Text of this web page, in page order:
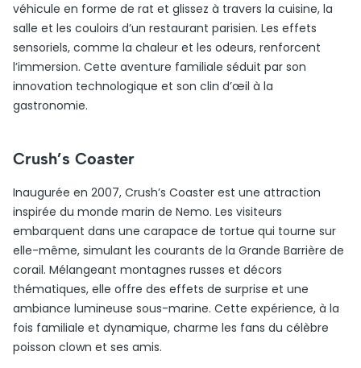
véhicule en forme de rat et glissez à travers la cuisine, la
salle et les couloirs d’un restaurant parisien. Les effets
sensoriels, comme la chaleur et les odeurs, renforcent
l’immersion. Cette aventure familiale séduit par son
innovation technologique et son clin d’œil à la
gastronomie.
Crush’s Coaster
Inaugurée en 2007, Crush’s Coaster est une attraction
inspirée du monde marin de Nemo. Les visiteurs
embarquent dans une carapace de tortue qui tourne sur
elle-même, simulant les courants de la Grande Barrière de
corail. Mélangeant montagnes russes et décors
thématiques, elle offre des effets de surprise et une
ambiance lumineuse sous-marine. Cette expérience, à la
fois familiale et dynamique, charme les fans du célèbre
poisson clown et ses amis.